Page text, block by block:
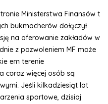
Ministerstwa Finansów t
bukmacherów dołączył
na oferowanie zakładów w
z pozwoleniem MF może
em terenie
coraz więcej osób są
Jeśli kilkadziesiąt lat
sportowe, dzisiaj